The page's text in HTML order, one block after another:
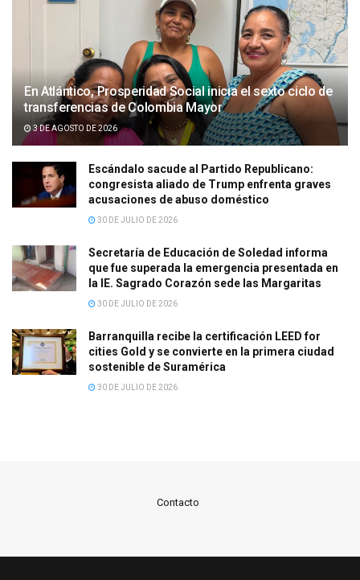
En Atlántico, Prosperidad Social inicia el sexto ciclo de
transferencias de Colombia Mayor
3 DE AGOSTO DE 2026
Escándalo sacude al Partido Republicano:
congresista aliado de Trump enfrenta graves
acusaciones de abuso doméstico
30 DE JULIO DE 2026
Secretaría de Educación de Soledad informa
que fue superada la emergencia presentada en
la IE. Sagrado Corazón sede las Margaritas
30 DE JULIO DE 2026
Barranquilla recibe la certificación LEED for
cities Gold y se convierte en la primera ciudad
sostenible de Suramérica
30 DE JULIO DE 2026
Contacto